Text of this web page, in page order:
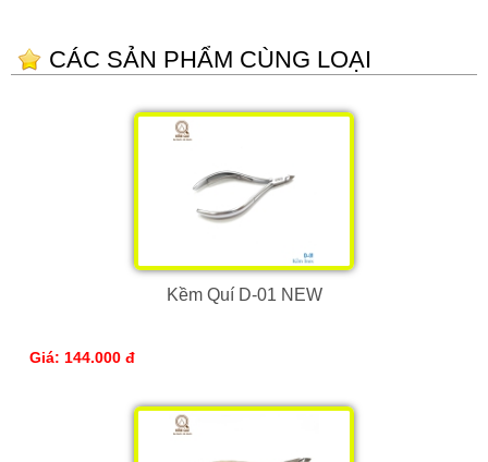
CÁC SẢN PHẨM CÙNG LOẠI
Kềm Quí D-01 NEW
Giá: 144.000 đ